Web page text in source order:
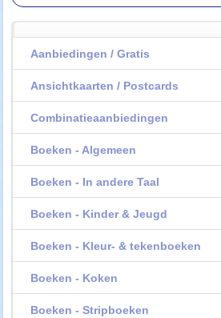
Aanbiedingen / Gratis
Ansichtkaarten / Postcards
Combinatieaanbiedingen
Boeken - Algemeen
Boeken - In andere Taal
Boeken - Kinder & Jeugd
Boeken - Kleur- & tekenboeken
Boeken - Koken
Boeken - Stripboeken